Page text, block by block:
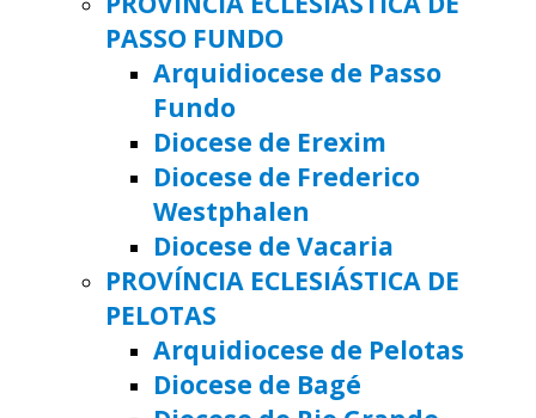
PASSO FUNDO
Arquidiocese de Passo
Fundo
Diocese de Erexim
Diocese de Frederico
Westphalen
Diocese de Vacaria
PROVÍNCIA ECLESIÁSTICA DE
PELOTAS
Arquidiocese de Pelotas
Diocese de Bagé